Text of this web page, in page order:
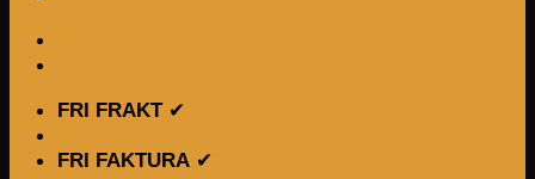
FRI FRAKT✔
FRI FAKTURA ✔